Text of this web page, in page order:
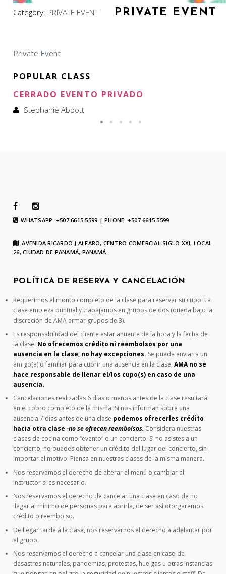
Category: PRIVATE EVENT PRIVATE EVENT
Private Event
POPULAR CLASS
CERRADO EVENTO PRIVADO
Stephanie Abbott
WHATSAPP: +507 6615 5599 | PHONE: +507 6615 5599
AVENIDA RICARDO J ALFARO, CENTRO COMERCIAL SIGLO XXI, LOCAL
26, CIUDAD DE PANAMÁ, PANAMÁ
POLÍTICA DE RESERVA Y CANCELACIÓN
Requerimos el monto completo de la clase para reservar su cupo. La
clase empieza puntual y trabajamos en grupos de dos (queda bajo la
discreción de AMA armar grupos de 3).
Es responsabilidad del cliente estar anuente de la hora y la fecha de
la clase. No ofrecemos crédito ni reembolsos por una
ausencia en la clase, no hay excepciones. Se puede enviar a un
amigo(a) o familiar para cubrir una ausencia en la clase.AMA no se
hace responsable de llenar el/los cupo(s) en caso de una
ausencia.
Cancelaciones realizadas 6 días o menos antes de la clase resultará
en el cobro completo de la misma. Si nos informan sobre una
ausencia 7 días antes de una clase podemos ofrecerles crédito
hacia otra clase-no se ofrecen reembolsos. Considera nuestras
clases de cocina como “evento” o un concierto. Si no asistes a un
concierto, no puedes obtener un crédito del lugar del concierto, sin
importar el motivo. Piensa en nuestras clases de la misma manera.
Nos reservamos el derecho de alterar el menú o cambiar al
instructor si es necesario.
Nos reservamos el derecho de cancelar una clase en caso de no
llegar al mínimo de personas para abrirla, de ser así otorgaremos
crédito o reembolso.
De llegar tarde a la clase, nos reservarnos el derecho a adelantar por
el grupo.
Nos reservamos el derecho a cancelar una clase en caso de
desastres naturales, pandemias, protestas, huelgas u otras instancias